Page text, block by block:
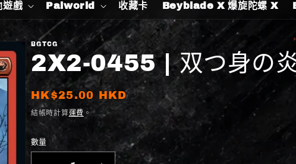
戲 Palworld 收藏卡 Beyblade X 爆旋陀螺 X
BGTCG
2X2-0455 | 双つ身の
定
價
HK$25.00 HKD
結帳時計算運費 。
數
數量